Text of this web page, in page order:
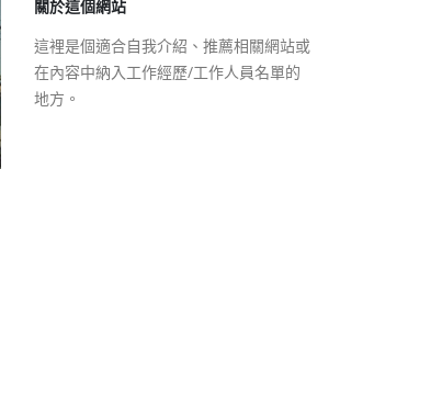
在內容中納入工作經歷/工作人員名單的
地方。